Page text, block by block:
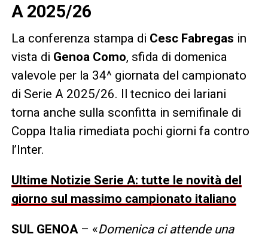
A 2025/26
La conferenza stampa di Cesc Fabregas in
vista di Genoa Como, sfida di domenica
valevole per la 34^ giornata del campionato
di Serie A 2025/26. Il tecnico dei lariani
torna anche sulla sconfitta in semifinale di
Coppa Italia rimediata pochi giorni fa contro
l’Inter.
Ultime Notizie Serie A: tutte le novità del
giorno sul massimo campionato italiano
SUL GENOA – «Domenica ci attende una